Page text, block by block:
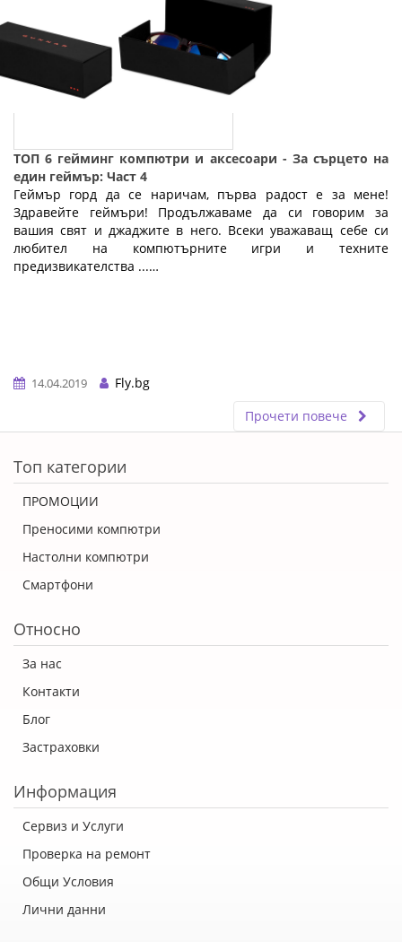
ТОП 6 гейминг компютри и аксесоари - За сърцето на
един геймър: Част 4
Геймър горд да се наричам, първа радост е за мене!
Здравейте геймъри! Продължаваме да си говорим за
вашия свят и джаджите в него. Всеки уважаващ себе си
любител на компютърните игри и техните
предизвикателства ...…
14.04.2019
Fly.bg
Прочети повече
Топ категории
ПРОМОЦИИ
Преносими компютри
Настолни компютри
Смартфони
Относно
За нас
Контакти
Блог
Застраховки
Информация
Сервиз и Услуги
Проверка на ремонт
Общи Условия
Лични данни